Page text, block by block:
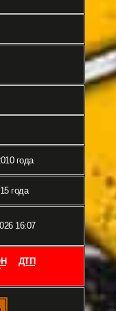
года
года
16:07
ДТП